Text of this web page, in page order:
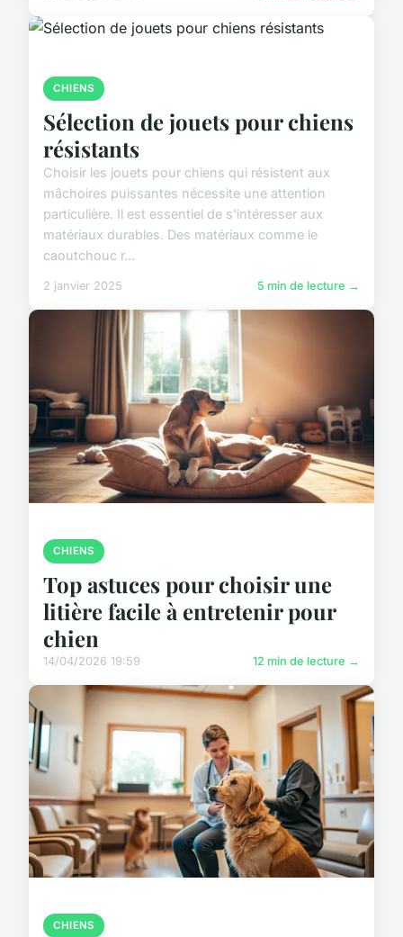
CHIENS
Sélection de jouets pour chiens
résistants
Choisir les jouets pour chiens qui résistent aux
mâchoires puissantes nécessite une attention
particulière. Il est essentiel de s'intéresser aux
matériaux durables. Des matériaux comme le
caoutchouc r...
2 janvier 2025 5 min de lecture →
CHIENS
Top astuces pour choisir une
litière facile à entretenir pour
chien
14/04/2026 19:59 12 min de lecture →
CHIENS